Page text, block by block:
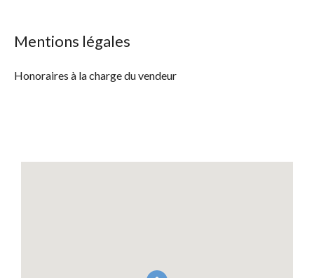
Mentions légales
Honoraires à la charge du vendeur